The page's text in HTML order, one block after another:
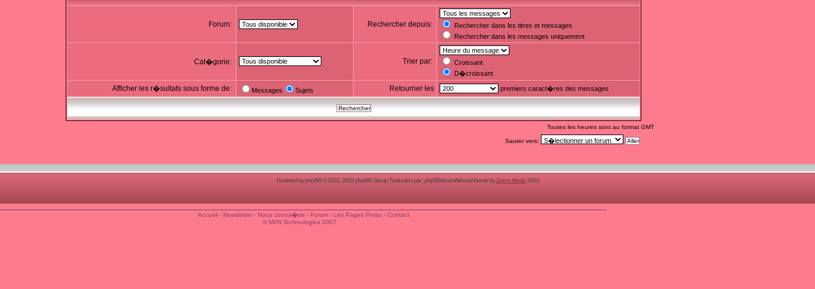
Forum: Rechercher depuis:
Rechercher dans les titres et messages
Rechercher dans les messages uniquement
Cat�gorie: Trier par:
Croissant
D�croissant
Afficher les r�sultats sous forme de: Messages Sujets Retourner les premiers caract�res des messages
Toutes les heures sont au format GMT
Sauter vers:
Powered byphpBB© 2001, 2002 phpBB Group Traduction par :phpBB-fr.comAirhead theme byZarron Media2003
Accueil- Newsletter- Nous conna�tre - Forum- Les Pages Perso - Contact
© M2N Technologies 2007